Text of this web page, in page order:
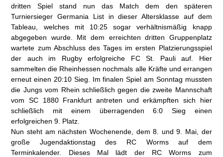
dritten Spiel stand nun das Match dem den späteren
Turniersieger Germania List in dieser Altersklasse auf dem
Tableau, welches mit 10:25 sogar verhältnismäßig knapp
abgegeben wurde. Mit dem erreichten dritten Gruppenplatz
wartete zum Abschluss des Tages im ersten Platzierungsspiel
der auch im Rugby erfolgreiche FC St. Pauli auf. Hier
sammelten die Rheinhessen nochmals alle Kräfte und errangen
erneut einen 20:10 Sieg. Im finalen Spiel am Sonntag mussten
die Jungs vom Rhein schließlich gegen die zweite Mannschaft
vom SC 1880 Frankfurt antreten und erkämpften sich hier
schließlich mit einem überragenden 6:0 Sieg einen
erfolgreichen 9. Platz.
Nun steht am nächsten Wochenende, dem 8. und 9. Mai, der
große Jugendaktionstag des RC Worms auf dem
Terminkalender. Dieses Mal lädt der RC Worms zum